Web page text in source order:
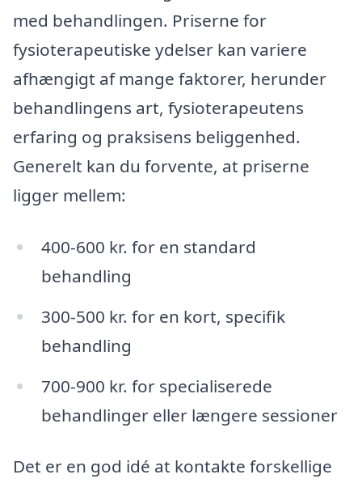
med behandlingen. Priserne for
fysioterapeutiske ydelser kan variere
afhængigt af mange faktorer, herunder
behandlingens art, fysioterapeutens
erfaring og praksisens beliggenhed.
Generelt kan du forvente, at priserne
ligger mellem:
400-600 kr. for en standard
behandling
300-500 kr. for en kort, specifik
behandling
700-900 kr. for specialiserede
behandlinger eller længere sessioner
Det er en god idé at kontakte forskellige